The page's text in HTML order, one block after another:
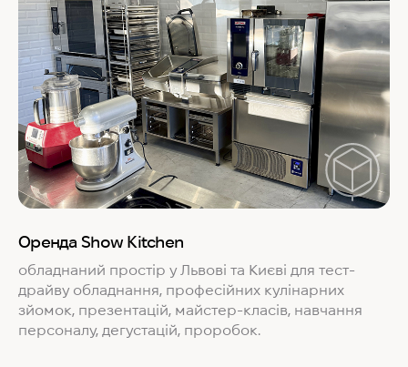
Оренда Show Kitchen
обладнаний простір у Львові та Києві для тест-
драйву обладнання, професійних кулінарних
зйомок, презентацій, майстер-класів, навчання
персоналу, дегустацій, проробок.